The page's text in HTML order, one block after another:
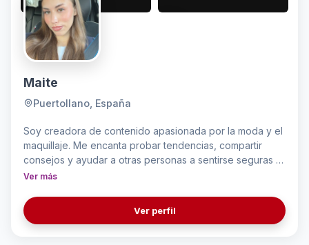
Maite
Puertollano, España
Soy creadora de contenido apasionada por la moda y el
maquillaje. Me encanta probar tendencias, compartir
consejos y ayudar a otras personas a sentirse seguras y
auténticas con su estilo. Disfruto creando contenido
Ver más
Ver perfil